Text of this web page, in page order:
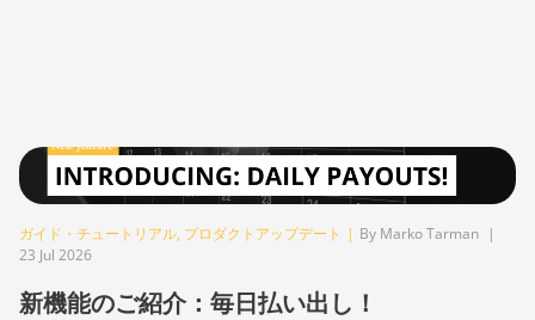
ガイド・チュートリアル, プロダクトアップデート | By Marko Tarman |
23 Jul 2026
新機能のご紹介：毎日払い出し！